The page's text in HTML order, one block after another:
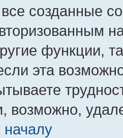
созданные
функции,
эта
возможно,
началу